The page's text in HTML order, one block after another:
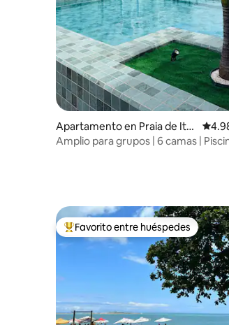
Apartamento en Praia de Ita
parica
Amplio para grupos | 6 camas |
Favorito entre huéspedes preferido
Favorito entre huéspedes